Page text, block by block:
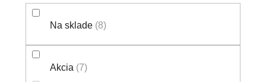
Na sklade 8
Akcia 7